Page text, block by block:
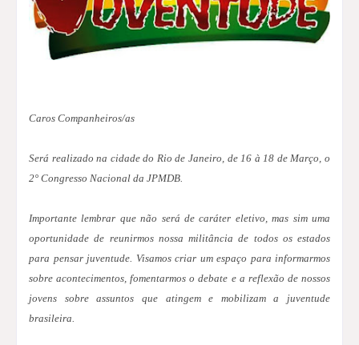
Caros Companheiros/as
Será realizado na cidade do Rio de Janeiro, de 16 à 18 de Março, o
2° Congresso Nacional da JPMDB.
Importante lembrar que não será de caráter eletivo, mas sim uma
oportunidade de reunirmos nossa militância de todos os estados
para pensar juventude. Visamos criar um espaço para informarmos
sobre acontecimentos, fomentarmos o debate e a reflexão de nossos
jovens sobre assuntos que atingem e mobilizam a juventude
brasileira.